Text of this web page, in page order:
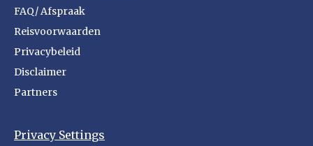
FAQ/ Afspraak
Reisvoorwaarden
Privacybeleid
Disclaimer
Partners
Privacy Settings